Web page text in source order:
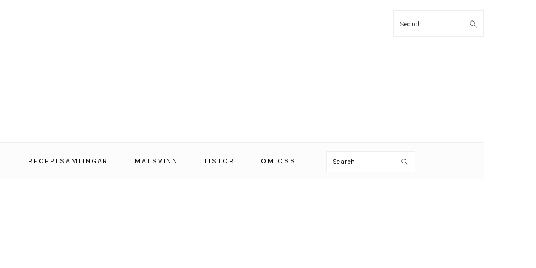
Search
RECEPTSAMLINGAR MATSVINN LISTOR OM OSS Search